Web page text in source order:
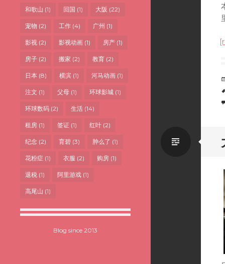
和歌山 (1) 回国 (1) 大阪 (22)
宠物 (2) 工作 (4) 广州 (1)
影视 (2) 影视动画 (1) 房产 (1)
房子 (2) 搬家 (2) 教育 (2)
日本 (8) 横滨 (1) 河马动画 (1)
注文 (1) 父母 (1) 环球影城 (1)
环球数码 (2) 生活 (14)
租房 (1) 签证 (1) 红叶 (2)
纪念 (2) 育碧 (3) 肿么了 (1)
花粉症 (1) 衣服 (2) 购房 (1)
退税 (1) 阿里游戏 (1)
高尾山 (1)
Blog since 2013